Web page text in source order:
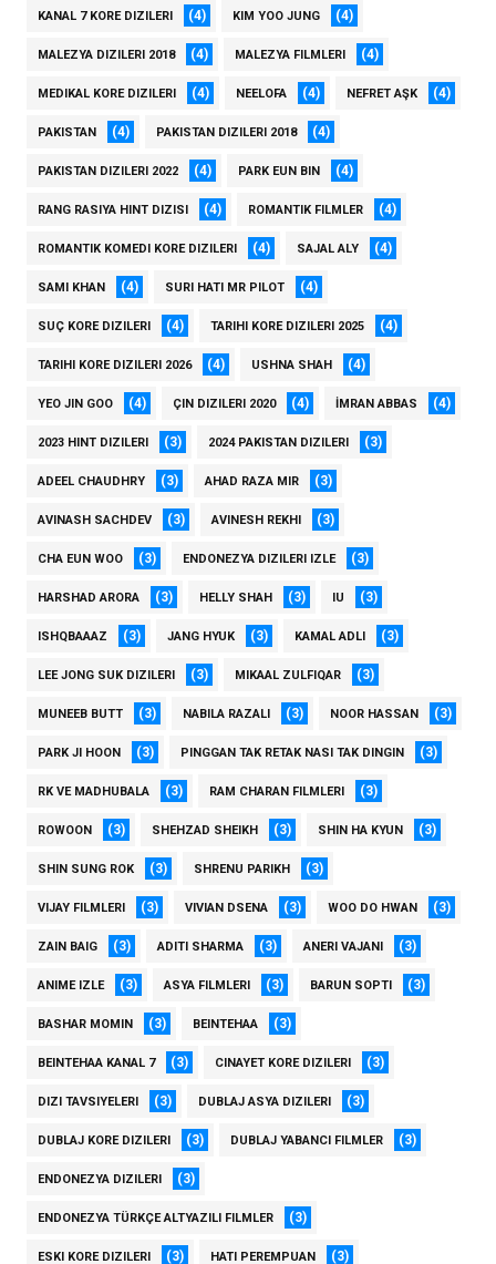
KANAL 7 KORE DIZILERI (4) KIM YOO JUNG (4)
MALEZYA DIZILERI 2018 (4) MALEZYA FILMLERI (4)
MEDIKAL KORE DIZILERI (4) NEELOFA (4) NEFRET AŞK (4)
PAKISTAN (4) PAKISTAN DIZILERI 2018 (4)
PAKISTAN DIZILERI 2022 (4) PARK EUN BIN (4)
RANG RASIYA HINT DIZISI (4) ROMANTIK FILMLER (4)
ROMANTIK KOMEDI KORE DIZILERI (4) SAJAL ALY (4)
SAMI KHAN (4) SURI HATI MR PILOT (4)
SUÇ KORE DIZILERI (4) TARIHI KORE DIZILERI 2025 (4)
TARIHI KORE DIZILERI 2026 (4) USHNA SHAH (4)
YEO JIN GOO (4) ÇIN DIZILERI 2020 (4) İMRAN ABBAS (4)
2023 HINT DIZILERI (3) 2024 PAKISTAN DIZILERI (3)
ADEEL CHAUDHRY (3) AHAD RAZA MIR (3)
AVINASH SACHDEV (3) AVINESH REKHI (3)
CHA EUN WOO (3) ENDONEZYA DIZILERI IZLE (3)
HARSHAD ARORA (3) HELLY SHAH (3) IU (3)
ISHQBAAAZ (3) JANG HYUK (3) KAMAL ADLI (3)
LEE JONG SUK DIZILERI (3) MIKAAL ZULFIQAR (3)
MUNEEB BUTT (3) NABILA RAZALI (3) NOOR HASSAN (3)
PARK JI HOON (3) PINGGAN TAK RETAK NASI TAK DINGIN (3)
RK VE MADHUBALA (3) RAM CHARAN FILMLERI (3)
ROWOON (3) SHEHZAD SHEIKH (3) SHIN HA KYUN (3)
SHIN SUNG ROK (3) SHRENU PARIKH (3)
VIJAY FILMLERI (3) VIVIAN DSENA (3) WOO DO HWAN (3)
ZAIN BAIG (3) ADITI SHARMA (3) ANERI VAJANI (3)
ANIME IZLE (3) ASYA FILMLERI (3) BARUN SOPTI (3)
BASHAR MOMIN (3) BEINTEHAA (3)
BEINTEHAA KANAL 7 (3) CINAYET KORE DIZILERI (3)
DIZI TAVSIYELERI (3) DUBLAJ ASYA DIZILERI (3)
DUBLAJ KORE DIZILERI (3) DUBLAJ YABANCI FILMLER (3)
ENDONEZYA DIZILERI (3)
ENDONEZYA TÜRKÇE ALTYAZILI FILMLER (3)
ESKI KORE DIZILERI (3) HATI PEREMPUAN (3)